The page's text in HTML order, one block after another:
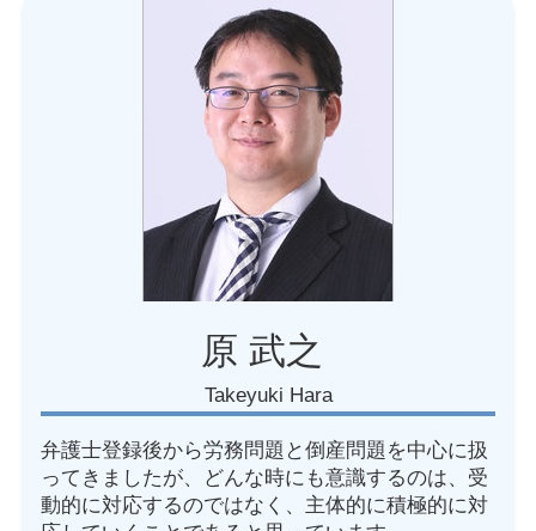
労働 パワハラ防止法
労働組合 団体交渉 パワハラ
管理監督者 管理職 違い
服務規律 違反
愛知県 パワハラ訴訟
名古屋市 未払い残業代請求された
名古屋市 使用者側 労務問題
名古屋市 使用者側 労働問題
愛知県 労働者 対応
名古屋市 労働審判
名古屋市 過労 労働
名古屋市 労働審判 弁護士
愛知県 復職トラブル 弁護士
愛知県 労務 トラブル
原 武之
Takeyuki Hara
弁護士登録後から労務問題と倒産問題を中心に扱
ってきましたが、どんな時にも意識するのは、受
動的に対応するのではなく、主体的に積極的に対